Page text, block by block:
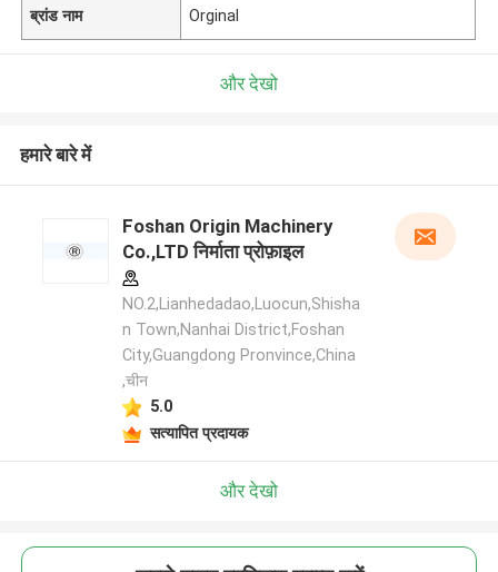
ब्रांड नाम Orginal
और देखो
हमारे बारे में
Foshan Origin Machinery
Co.,LTD निर्माता प्रोफ़ाइल
NO.2,Lianhedadao,Luocun,Shisha
n Town,Nanhai District,Foshan
City,Guangdong Pronvince,China
,चीन
5.0
सत्यापित प्रदायक
और देखो